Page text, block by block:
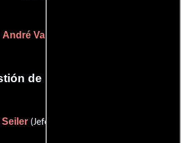
André Vaillancourt
de producción
Seiler (Jefe de producción)